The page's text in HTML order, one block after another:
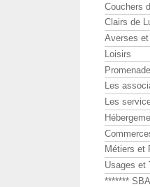
Couchers
Clairs de
Averses et
Loisirs
Les
Les
Métiers et
Usages et
*******